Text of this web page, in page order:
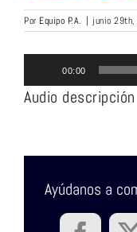
Por Equipo P.A. | junio
Reproductor
de
audio
00:00
Audio
Ayúdanos a